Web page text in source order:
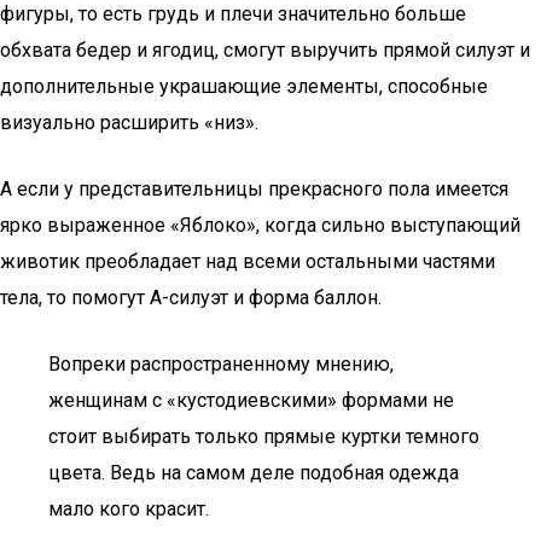
фигуры, то есть грудь и плечи значительно больше
обхвата бедер и ягодиц, смогут выручить прямой силуэт и
дополнительные украшающие элементы, способные
визуально расширить «низ».
А если у представительницы прекрасного пола имеется
ярко выраженное «Яблоко», когда сильно выступающий
животик преобладает над всеми остальными частями
тела, то помогут А-силуэт и форма баллон.
Вопреки распространенному мнению,
женщинам с «кустодиевскими» формами не
стоит выбирать только прямые куртки темного
цвета. Ведь на самом деле подобная одежда
мало кого красит.